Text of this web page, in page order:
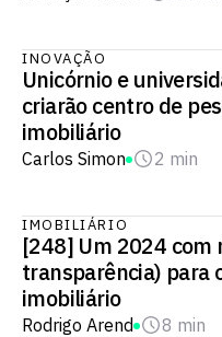
INOVAÇÃO
Unicórnio e
criarão centro de
imobiliário
Carlos Simon 2 min
IMOBILIÁRIO
[248] Um 2024 com
transparência) para
imobiliário
Rodrigo Arend 8 min